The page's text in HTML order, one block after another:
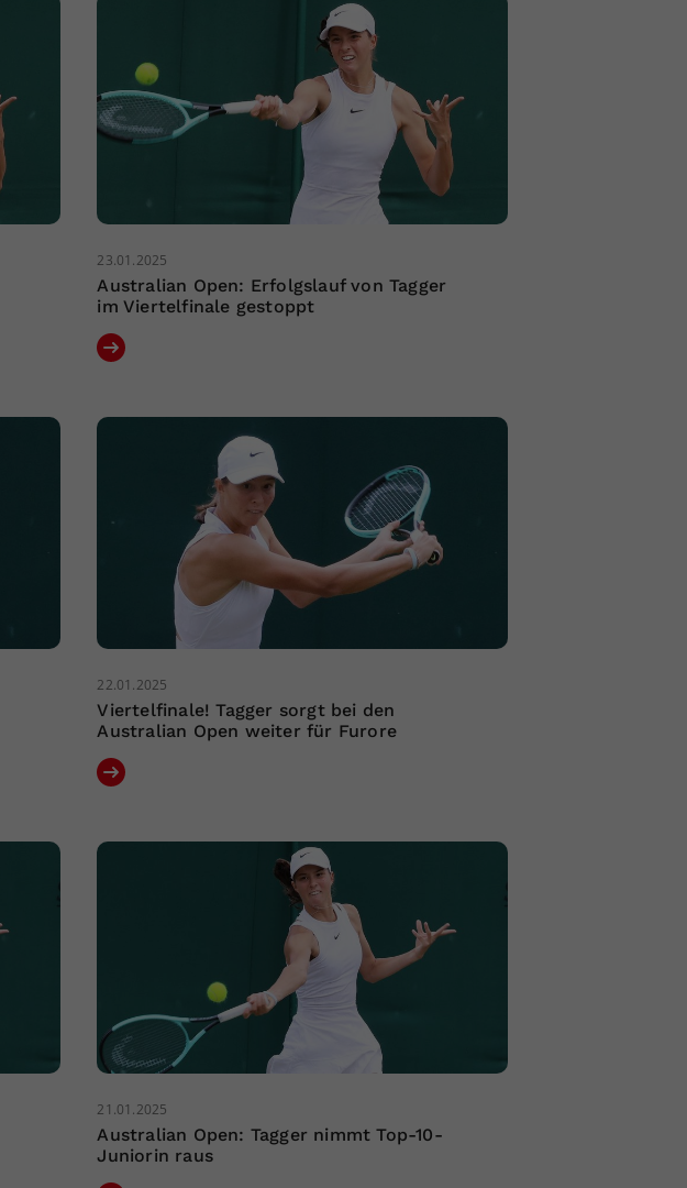
23.01.2025
Australian Open: Erfolgslauf von Tagger
im Viertelfinale gestoppt
22.01.2025
Viertelfinale! Tagger sorgt bei den
Australian Open weiter für Furore
21.01.2025
Australian Open: Tagger nimmt Top-10-
Juniorin raus